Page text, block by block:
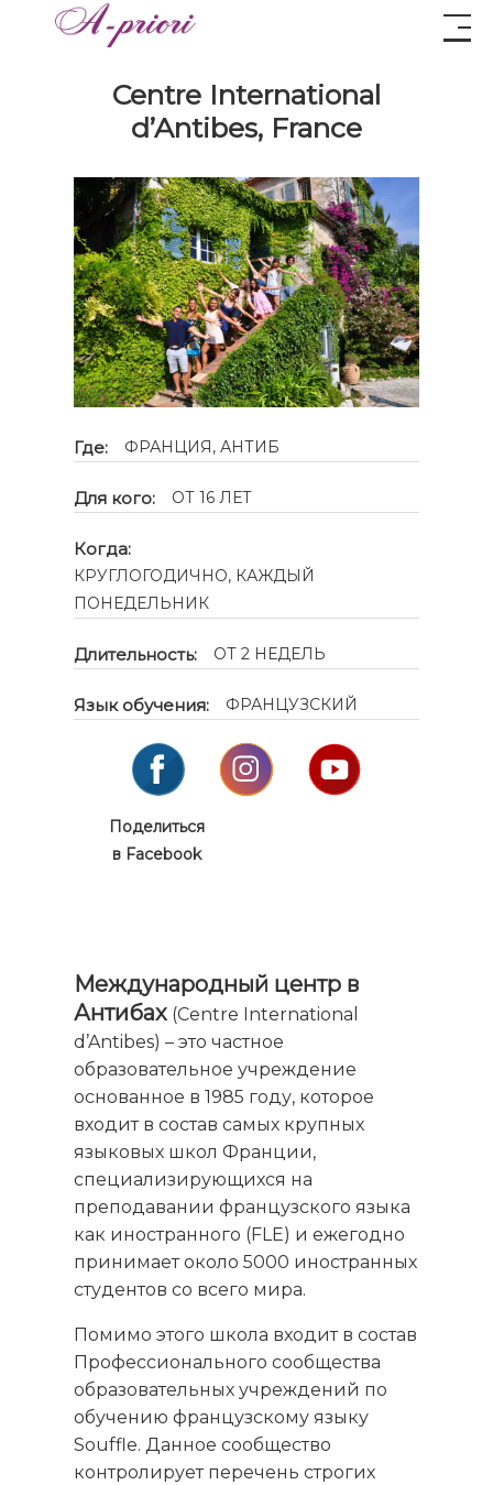
Centre International
d’Antibes, France
Где: ФРАНЦИЯ, АНТИБ
Для кого: ОТ 16 ЛЕТ
Когда:
КРУГЛОГОДИЧНО, КАЖДЫЙ
ПОНЕДЕЛЬНИК
Длительность: ОТ 2 НЕДЕЛЬ
Язык обучения: ФРАНЦУЗСКИЙ
Поделиться
в Facebook
Международный центр в
Антибах(Centre International
d’Antibes) – это частное
образовательное учреждение
основанное в 1985 году, которое
входит в состав самых крупных
языковых школ Франции,
специализирующихся на
преподавании французского языка
как иностранного (FLE) и ежегодно
принимает около 5000 иностранных
студентов со всего мира.
Помимо этого школа входит в состав
Профессионального сообщества
образовательных учреждений по
обучению французскому языку
Souffle. Данное сообщество
контролирует перечень строгих